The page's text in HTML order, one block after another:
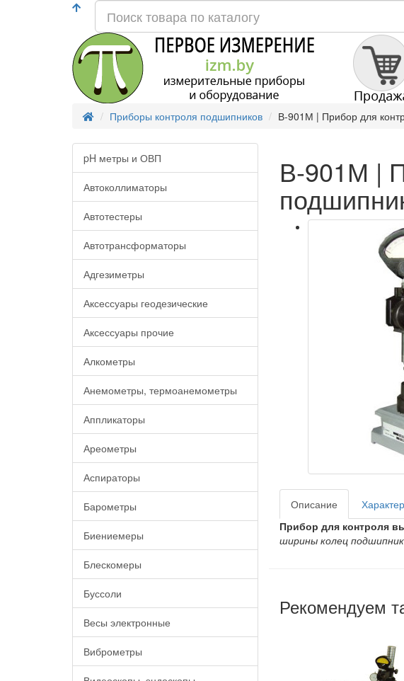
Приборы контроля подшипников В-901М | Прибор для
pH метры и ОВП
Автоколлиматоры
Автотестеры
Автотрансформаторы
Адгезиметры
Аксессуары геодезические
Аксессуары прочие
Алкометры
Анемометры, термоанемометры
Аппликаторы
Ареометры
Аспираторы
Барометры
Биениемеры
Блескомеры
Буссоли
Весы электронные
Виброметры
В-901М |
Описание
Прибор для контроля
ширины колец
Рекомендуем